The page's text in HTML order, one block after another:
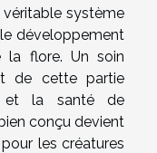
système
développement
la flore. Un soin
de cette partie
et la santé de
conçu devient
les créatures